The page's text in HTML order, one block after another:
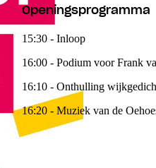
Openingsprogramma
15:30 - Inloop
16:00 - Podium voor Frank
16:10 - Onthulling
16:20 - Muziek van de